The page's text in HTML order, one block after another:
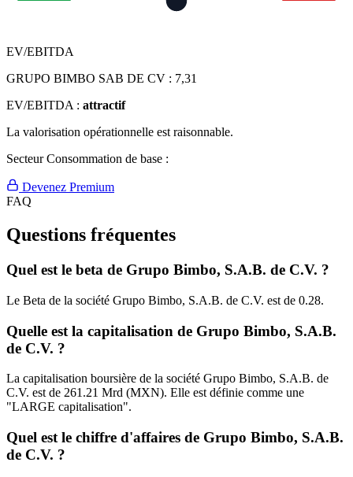
EV/EBITDA
GRUPO BIMBO SAB DE CV : 7,31
EV/EBITDA : attractif
La valorisation opérationnelle est raisonnable.
Secteur Consommation de base :
Devenez Premium
FAQ
Questions fréquentes
Quel est le beta de Grupo Bimbo, S.A.B. de C.V. ?
Le Beta de la société Grupo Bimbo, S.A.B. de C.V. est de 0.28.
Quelle est la capitalisation de Grupo Bimbo, S.A.B.
de C.V. ?
La capitalisation boursière de la société Grupo Bimbo, S.A.B. de
C.V. est de 261.21 Mrd (MXN). Elle est définie comme une
"LARGE capitalisation".
Quel est le chiffre d'affaires de Grupo Bimbo, S.A.B.
de C.V. ?